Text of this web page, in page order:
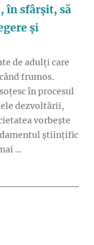
în sfârșit, să
și
de adulți care
frumos.
în procesul
dezvoltării,
vorbește
științific
…